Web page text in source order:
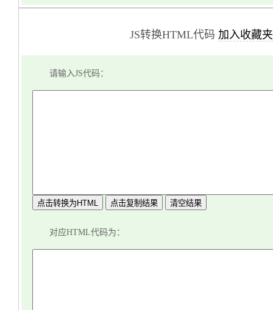
JS转换HTML代码 加入收藏夹
请输入JS代码：
点击转换为HTML 点击复制结果 清空结果
对应HTML代码为：